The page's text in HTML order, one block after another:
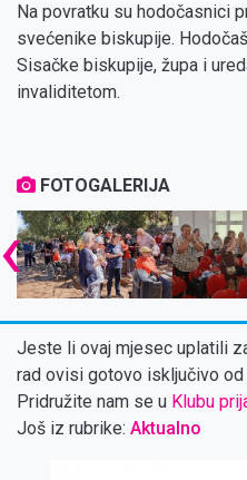
Na povratku su hodočasnici
svećenike biskupije.
Sisačke biskupije, župa i
invaliditetom.
FOTOGALERIJA
‹
Jeste li ovaj mjesec uplatili
rad ovisi gotovo isključivo od
Pridružite nam se u Klubu
Još iz rubrike: Aktualno